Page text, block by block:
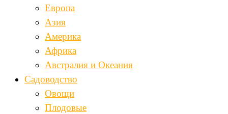
Европа
Азия
Америка
Африка
Австралия и Океания
Садоводство
Овощи
Плодовые